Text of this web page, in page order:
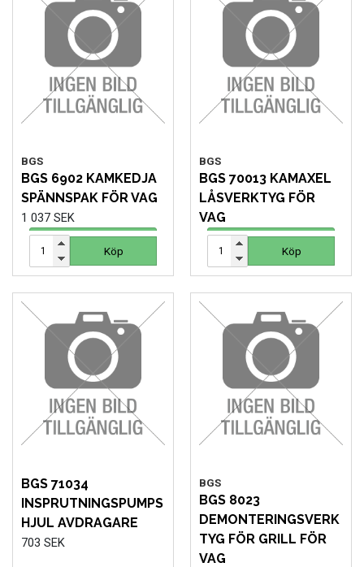
BGS
BGS 6902 KAMKEDJA
SPÄNNSPAK FÖR VAG
1 037 SEK
Köp
BGS
BGS 70013 KAMAXEL
LÅSVERKTYG FÖR
VAG
768 SEK
Köp
BGS 71034
INSPRUTNINGSPUMPS
HJUL AVDRAGARE
703 SEK
BGS
BGS 8023
DEMONTERINGSVERK
TYG FÖR GRILL FÖR
VAG